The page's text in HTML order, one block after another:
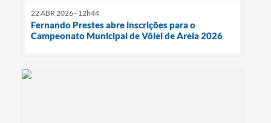
22 ABR 2026 - 12h44
Fernando Prestes abre inscrições para o
Campeonato Municipal de Vôlei de Areia 2026